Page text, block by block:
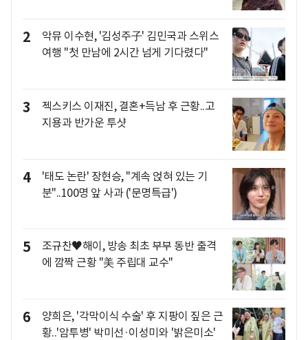
2
악뮤 이수현, '김성주子' 김민국과 스위스
여행 "첫 만남에 2시간 넘게 기다렸다"
3
젝스키스 이재진, 결혼+득남 후 근황..고
지용과 반가운 투샷
4
'태도 논란' 장현승, "계속 얹혀 있는 기
분"..100명 앞 사과 ('문명특급')
5
조규찬♥해이, 방송 최초 부부 동반 출격
에 깜짝 근황 "美 주립대 교수"
6
양희은, '각막이식 수술' 후 지팡이 짚은 근
황..'암투병' 박미선·이성미와 '밝은미소'